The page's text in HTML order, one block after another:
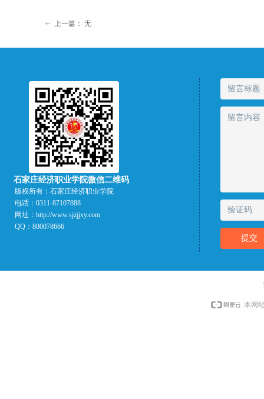
ꂃ 上一篇： 无
石家庄经济职业学院微信二维码
提交
版权所有： 石家庄经济职业学院
电话： 0311-87107888
网址： http://www.sjzjjxy.com
QQ： 800078666
本网